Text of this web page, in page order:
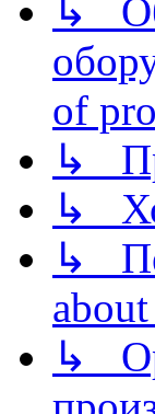
↳
of
↳
↳
↳
↳